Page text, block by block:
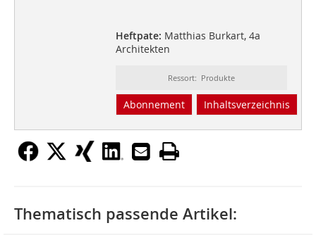
Heftpate: Matthias Burkart, 4a
Architekten
Ressort: Produkte
Abonnement Inhaltsverzeichnis
Thematisch passende Artikel: